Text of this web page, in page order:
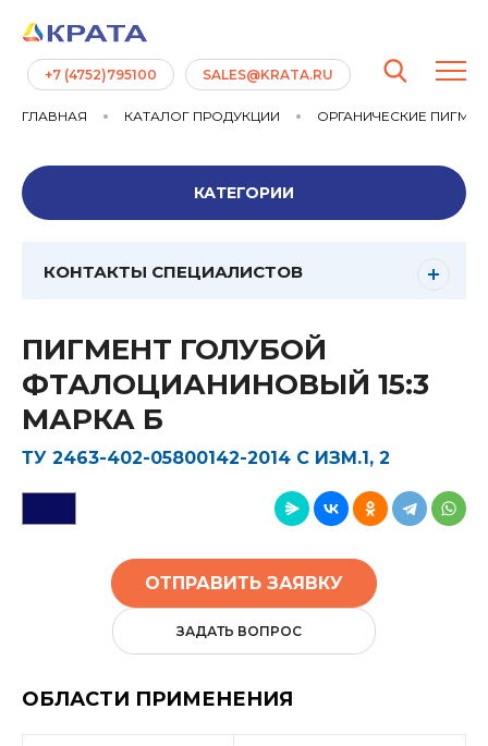
+7 (4752)795100 SALES@KRATA.RU
ГЛАВНАЯ КАТАЛОГ ПРОДУКЦИИ ОРГАНИЧЕСКИЕ
КАТЕГОРИИ
КОНТАКТЫ СПЕЦИАЛИСТОВ
ПИГМЕНТ ГОЛУБОЙ
ФТАЛОЦИАНИНОВЫЙ 15:3
МАРКА Б
ТУ 2463-402-05800142-2014 С ИЗМ.1, 2
ОТПРАВИТЬ ЗАЯВКУ
ЗАДАТЬ ВОПРОС
ОБЛАСТИ ПРИМЕНЕНИЯ